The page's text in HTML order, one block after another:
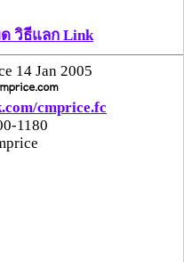
เป็นกำแพงดินเรื่อยไป
บ้านเป็นหลังๆ ด้านใน
พงดินเป็นประตูทางเข้า
วิธีแลก Link
14 Jan 2005
cmprice.fc
1180